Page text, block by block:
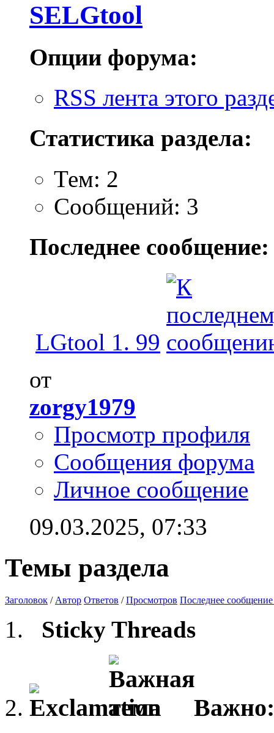
SELGtool
Опции форума:
RSS лента этого
Статистика раздела:
Тем: 2
Сообщений: 3
Последнее сообщение:
LGtool 1. 99
от
zorgy1979
Просмотр профиля
Сообщения форума
Личное сообщение
09.03.2025, 07:33
Темы раздела
Заголовок / Автор Ответов /Просмотров Последнее сообщение
Sticky Threads